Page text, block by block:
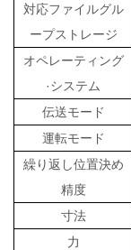
対応ファイルグル
ープストレージ
オペレーティング
·システム
伝送モード
運転モード
繰り返し位置決め
精度
寸法
力